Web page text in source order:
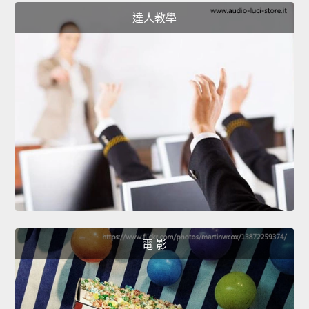
達人教學
電 影